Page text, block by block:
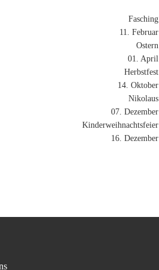
Fasching
11. Februar
Ostern
01. April
Herbstfest
14. Oktober
Nikolaus
07. Dezember
Kinderweihnachtsfeier
16. Dezember